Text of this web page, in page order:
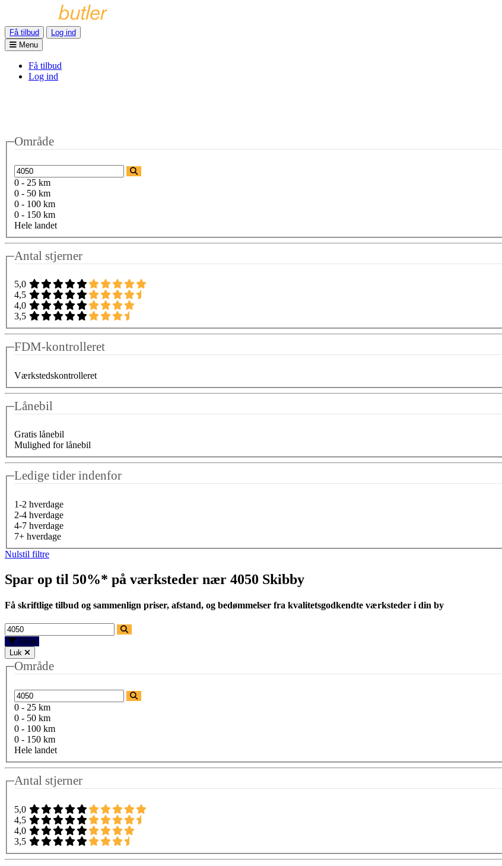
Få tilbud
Log ind
Menu
Få tilbud
Log ind
Område
0 - 25 km
0 - 50 km
0 - 100 km
0 - 150 km
Hele landet
Antal stjerner
5,0
4,5
4,0
3,5
FDM-kontrolleret
Værkstedskontrolleret
Lånebil
Gratis lånebil
Mulighed for lånebil
Ledige tider indenfor
1-2 hverdage
2-4 hverdage
4-7 hverdage
7+ hverdage
Nulstil filtre
Spar op til 50%* på værksteder nær 4050 Skibby
Få skriftlige tilbud og sammenlign priser, afstand, og bedømmelser fra kvalitetsgodkendte værksteder i din by
Filtre
Luk
Område
0 - 25 km
0 - 50 km
0 - 100 km
0 - 150 km
Hele landet
Antal stjerner
5,0
4,5
4,0
3,5